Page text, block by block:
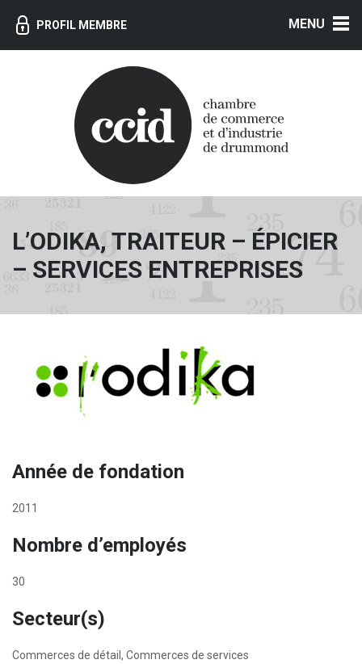
PROFIL MEMBRE
L’ODIKA, TRAITEUR – ÉPICIER
– SERVICES ENTREPRISES
Année de fondation
2011
Nombre d’employés
30
Secteur(s)
Commerces de détail, Commerces de services
MENU